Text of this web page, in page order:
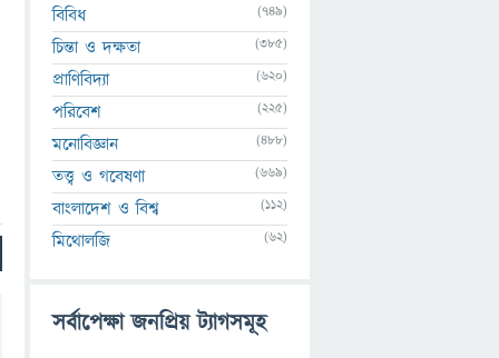
বিবিধ (749)
চিন্তা ও দক্ষতা (385)
প্রাণিবিদ্যা (620)
পরিবেশ (225)
মনোবিজ্ঞান (488)
তত্ত্ব ও গবেষণা (669)
বাংলাদেশ ও বিশ্ব (112)
মিথোলজি (62)
সর্বাপেক্ষা জনপ্রিয় ট্যাগসমূহ